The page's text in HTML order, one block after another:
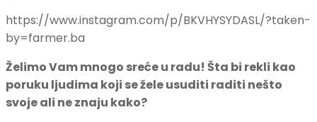
https://www.instagram.com/p/BKVHYSYDASL/?taken-
by=farmer.ba
Želimo Vam mnogo sreće u radu! Šta bi rekli kao
poruku ljudima koji se žele usuditi raditi nešto
svoje ali ne znaju kako?